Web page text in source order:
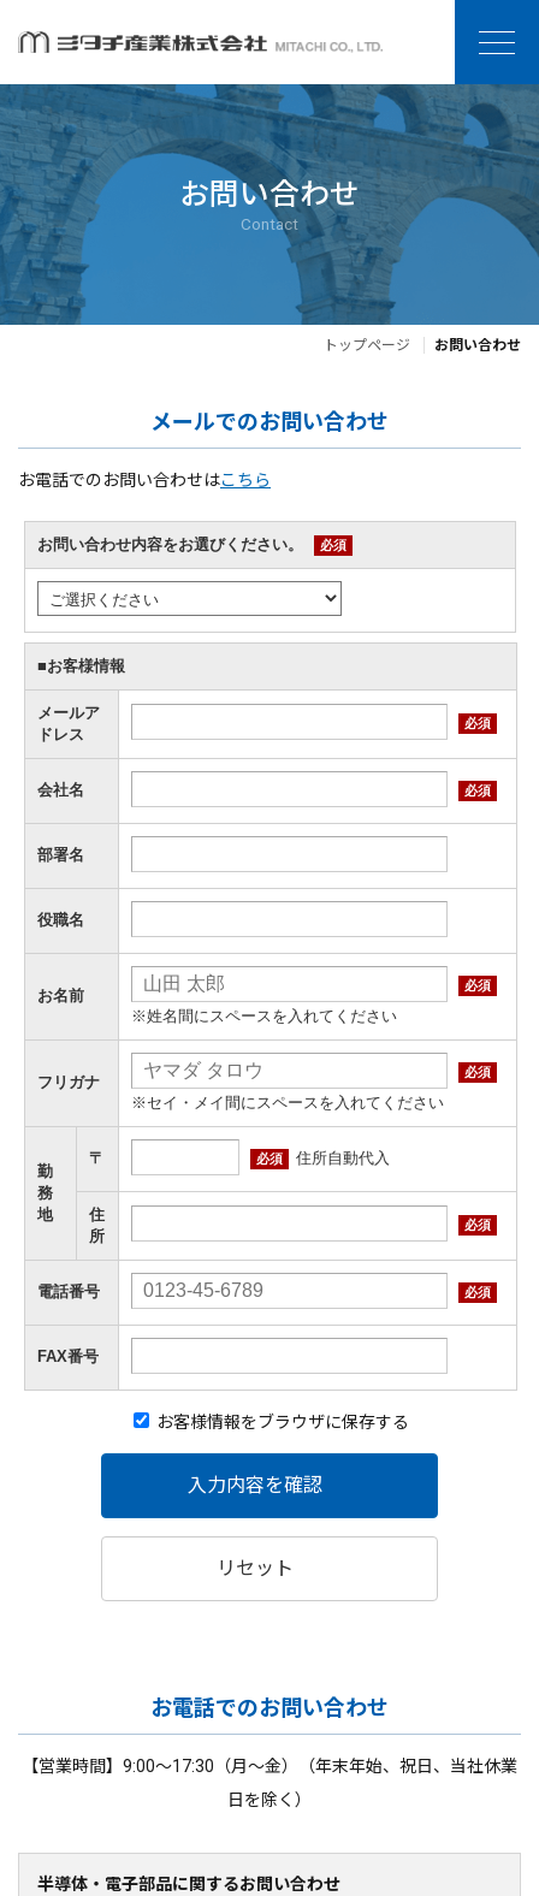
お問い合わせ
Contact
トップページ お問い合わせ
メールでのお問い合わせ
お電話でのお問い合わせはこちら
お問い合わせ内容をお選びください。 必須
■お客様情報
メールア
ドレス
必須
会社名 必須
部署名
役職名
お名前
必須
※姓名間にスペースを入れてください
フリガナ
必須
※セイ・メイ間にスペースを入れてください
勤
務
地
〒 必須 住所自動代入
住
所
必須
電話番号 必須
FAX番号
お客様情報をブラウザに保存する
入力内容を確認
リセット
お電話でのお問い合わせ
【営業時間】9:00～17:30（月～金）（年末年始、祝日、当社休業
日を除く）
半導体・電子部品に関するお問い合わせ